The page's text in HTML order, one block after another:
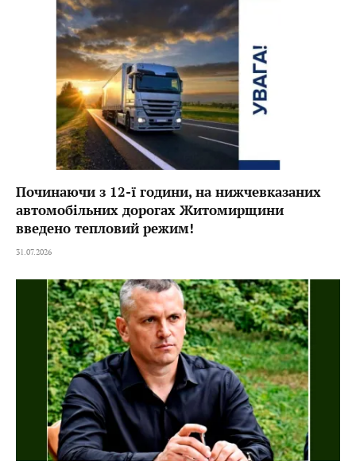
Починаючи з 12-ї години, на нижчевказаних
автомобільних дорогах Житомирщини
введено тепловий режим!
31.07.2026